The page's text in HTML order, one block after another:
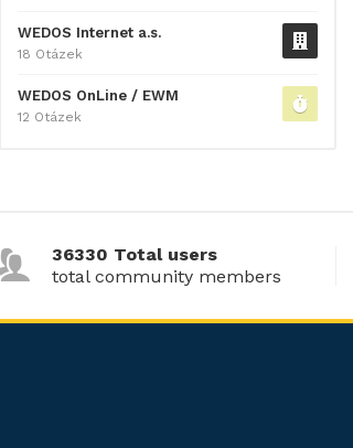
WEDOS Internet a.s.
18 Otázek
WEDOS OnLine / EWM
12 Otázek
36330 Total users
total community members